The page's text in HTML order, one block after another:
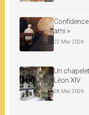
ami »
22 Mai 2026
Un
Léon XIV
28 Mai 2026